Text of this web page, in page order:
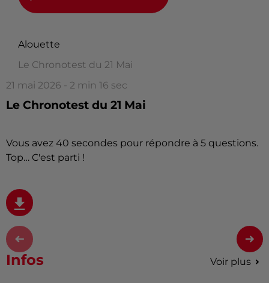
Alouette
Le Chronotest du 21 Mai
21 mai 2026 - 2 min 16 sec
Le Chronotest du 21 Mai
Vous avez 40 secondes pour répondre à 5 questions.
Top… C'est parti !
Infos Voir plus